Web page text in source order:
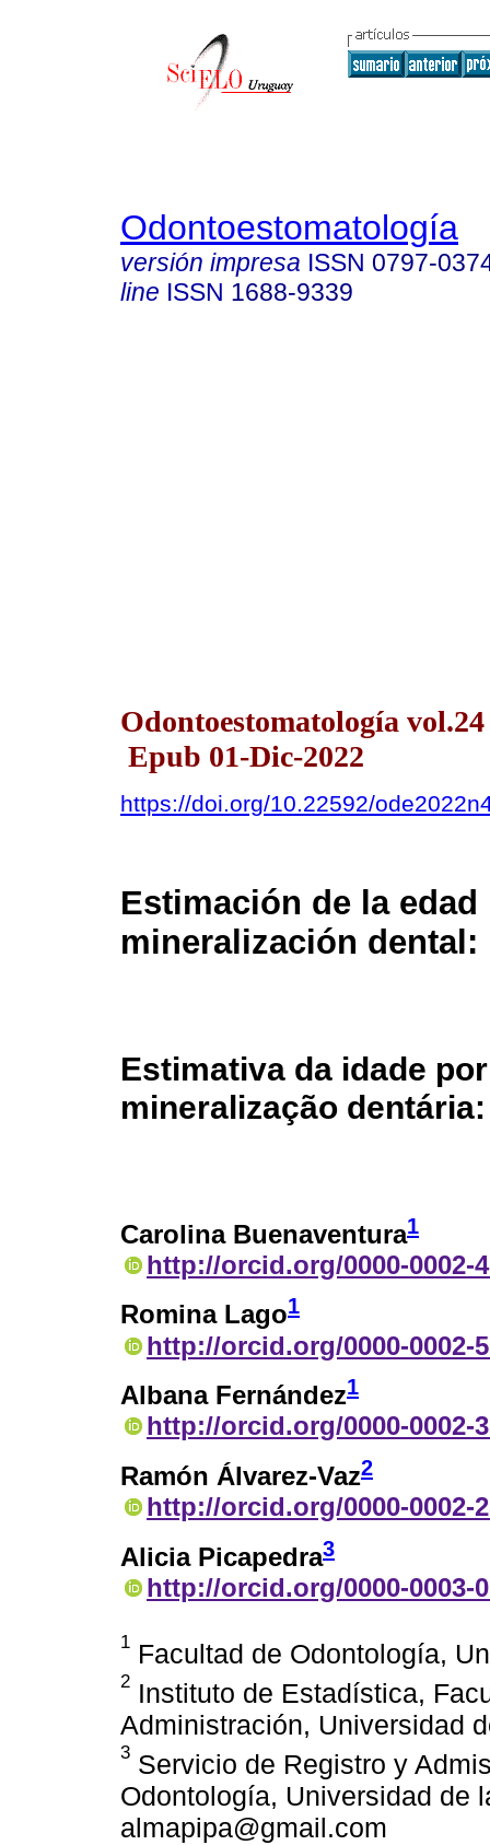
Odontoestomatología
versión impresa ISSN 0797-
line ISSN 1688-9339
Odontoestomatología
Epub 01-Dic-2022
https://doi.org/10.22592/
Estimación de la
mineralización
Estimativa da idade
mineralização
Carolina Buenaventura1
http://orcid.org/0000-0002-
Romina Lago1
http://orcid.org/0000-0002-
Albana Fernández1
http://orcid.org/0000-0002-
Ramón Álvarez-Vaz2
http://orcid.org/0000-0002-
Alicia Picapedra3
http://orcid.org/0000-0003-
1 Facultad de Odontología,
2 Instituto de Estadística,
Administración, Universidad
3 Servicio de Registro y
Odontología, Universidad de
almapipa@gmail.com